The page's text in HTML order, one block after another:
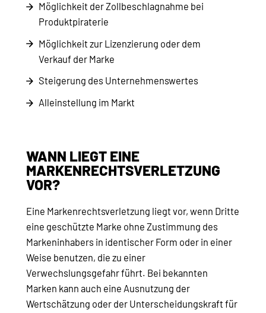
Möglichkeit der Zollbeschlagnahme bei
Produktpiraterie
Möglichkeit zur Lizenzierung oder dem
Verkauf der Marke
Steigerung des Unternehmenswertes
Alleinstellung im Markt
WANN LIEGT EINE
MARKENRECHTSVERLETZUNG
VOR?
Eine Markenrechtsverletzung liegt vor, wenn Dritte
eine geschützte Marke ohne Zustimmung des
Markeninhabers in identischer Form oder in einer
Weise benutzen, die zu einer
Verwechslungsgefahr führt. Bei bekannten
Marken kann auch eine Ausnutzung der
Wertschätzung oder der Unterscheidungskraft für